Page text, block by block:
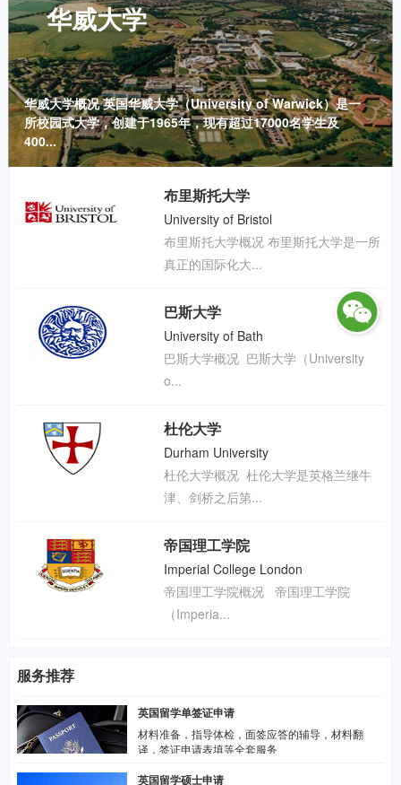
华威大学
华威大学
华威大学概况 英国华威大学（University of Warwick）是一
所校园式大学，创建于1965年，现有超过17000名学生及
400...
布里斯托大学
University of Bristol
布里斯托大学概况 布里斯托大学是一所
真正的国际化大...
巴斯大学
University of Bath
巴斯大学概况  巴斯大学（University
o...
杜伦大学
Durham University
杜伦大学概况  杜伦大学是英格兰继牛
津、剑桥之后第...
帝国理工学院
Imperial College London
帝国理工学院概况   帝国理工学院
（Imperia...
服务推荐
英国留学单签证申请
材料准备，指导体检，面签应答的辅导，材料翻
译，签证申请表填等全套服务
英国留学硕士申请